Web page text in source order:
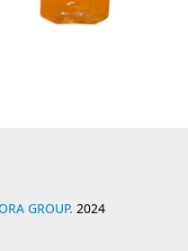
GROUP. 2024